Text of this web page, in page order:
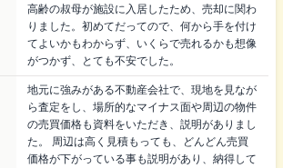
高齢の叔母が施設に入居したため、売却に関わ
りました。初めてだってので、何から手を付け
てよいかもわからず、いくらで売れるかも想像
がつかず、とても不安でした。
地元に強みがある不動産会社で、現地を見なが
ら査定をし、場所的なマイナス面や周辺の物件
の売買価格も資料をいただき、説明がありまし
た。 周辺は高く見積もっても、どんどん売買
価格が下がっている事も説明があり、納得して